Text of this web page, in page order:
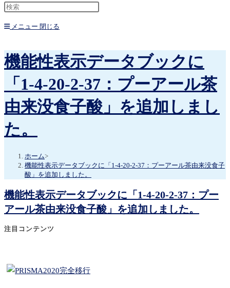
メニュー 閉じる
機能性表示データブックに
「1-4-20-2-37：プーアール茶
由来没食子酸」を追加しまし
た。
ホーム>
機能性表示データブックに「1-4-20-2-37：プーアール茶由来没食子
酸」を追加しました。
機能性表示データブックに「1-4-20-2-37：プー
アール茶由来没食子酸」を追加しました。
注目コンテンツ